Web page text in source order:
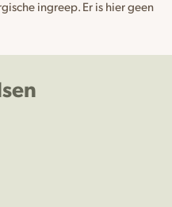
ingreep. Er is hier geen